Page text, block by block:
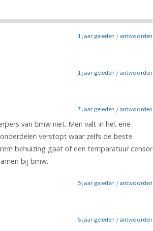
1 jaar geleden / antwoorden
1 jaar geleden / antwoorden
7 jaar geleden / antwoorden
van bmw niet. Men valt in het ene
verstopt waar zelfs de beste
behuizing gaat of een temparatuur censor
bij bmw.
5 jaar geleden / antwoorden
5 jaar geleden / antwoorden